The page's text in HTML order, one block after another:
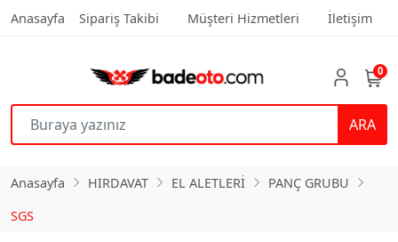
Anasayfa Sipariş Takibi Müşteri Hizmetleri İletişim
ARA
0
Anasayfa HIRDAVAT EL ALETLERİ
PANÇ GRUBU
SGS